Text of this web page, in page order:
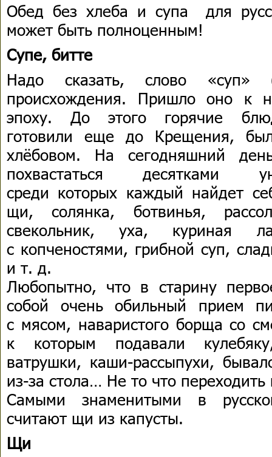
Обед без хлеба и супа для
может быть полноценным!
Супе, битте
Надо сказать, слово «суп»
происхождения. Пришло оно к
эпоху. До этого горячие
готовили еще до Крещения,
хлёбовом. На сегодняшний
похвастаться десятками
среди которых каждый найдет
щи, солянка, ботвинья,
свекольник, уха, куриная
с копченостями, грибной суп,
и т. д.
Любопытно, что в старину
собой очень обильный прием
с мясом, наваристого борща со
к которым подавали
ватрушки, каши-рассыпухи,
из-за стола… Не то что переходить
Самыми знаменитыми в
считают щи из капусты.
Щи